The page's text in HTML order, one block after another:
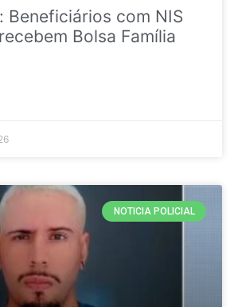
Beneficiários com NIS
Bolsa Família
NOTICIA POLICIAL